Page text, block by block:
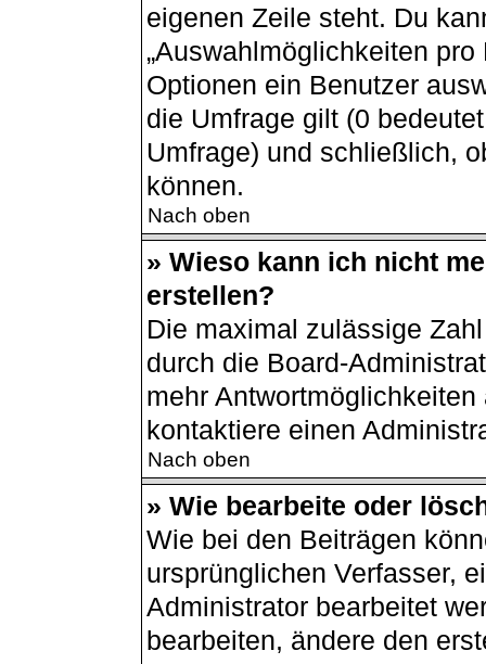
eigenen Zeile steht. Du
„Auswahlmöglichkeiten
Optionen ein Benutzer
die Umfrage gilt (0
Umfrage) und schließlich,
können.
Nach oben
» Wieso kann ich nicht
erstellen?
Die maximal zulässige
durch die Board-
mehr
kontaktiere einen
Nach oben
» Wie bearbeite oder
Wie bei den Beiträgen
ursprünglichen Verfasser,
Administrator bearbeitet
bearbeiten, ändere den